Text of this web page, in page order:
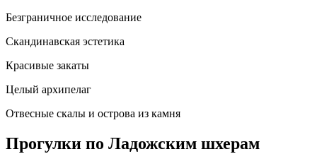
Безграничное исследование
Скандинавская эстетика
Красивые закаты
Целый архипелаг
Отвесные скалы и острова из камня
Прогулки по Ладожским шхерам